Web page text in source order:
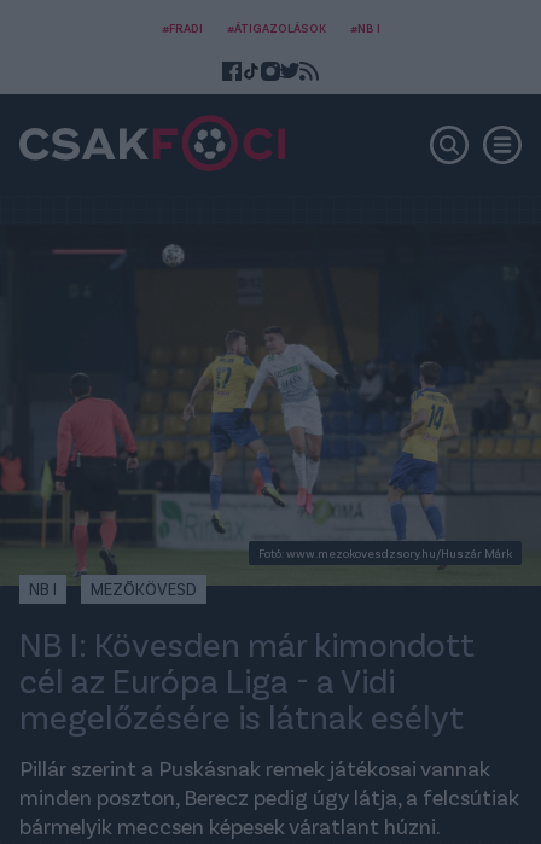
#FRADI #ÁTIGAZOLÁSOK #NB I
Fotó: www.mezokovesdzsory.hu/Huszár Márk
NB I MEZŐKÖVESD
NB I: Kövesden már kimondott
cél az Európa Liga - a Vidi
megelőzésére is látnak esélyt
Pillár szerint a Puskásnak remek játékosai vannak
minden poszton, Berecz pedig úgy látja, a felcsútiak
bármelyik meccsen képesek váratlant húzni.